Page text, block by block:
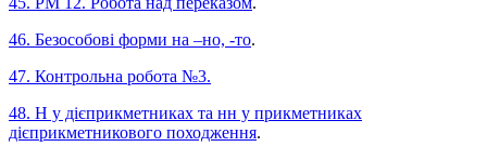
46. Безособові форми на –но, -то.
47. Контрольна робота №3.
48. Н у дієприкметниках та нн у прикметниках
дієприкметникового походження.